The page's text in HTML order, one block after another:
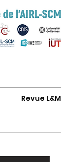
Revue L&M